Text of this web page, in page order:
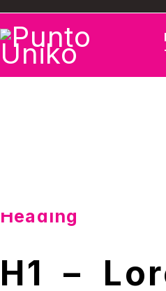
Heading
H1 –